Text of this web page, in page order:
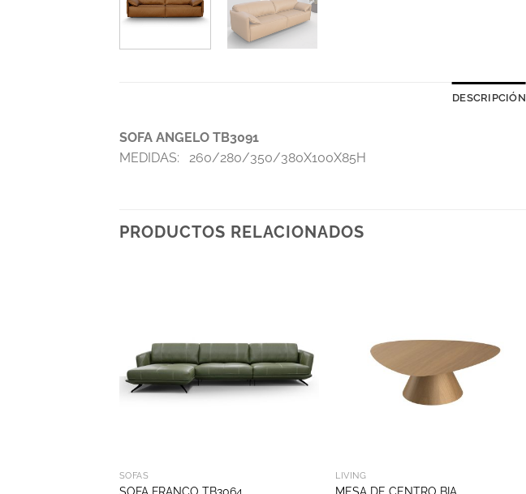
DESCRIPCIÓN
SOFA ANGELO TB3091
MEDIDAS: 260/280/350/380X100X85H
PRODUCTOS RELACIONADOS
SOFÁS
SOFA FRANCO TB3064
LIVING
MESA DE CENTRO BIA